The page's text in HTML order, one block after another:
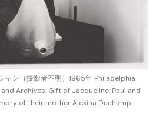
ャン（撮影者不明）1965年 Philadelphia
Archives: Gift of Jacqueline, Paul and
of their mother Alexina Duchamp